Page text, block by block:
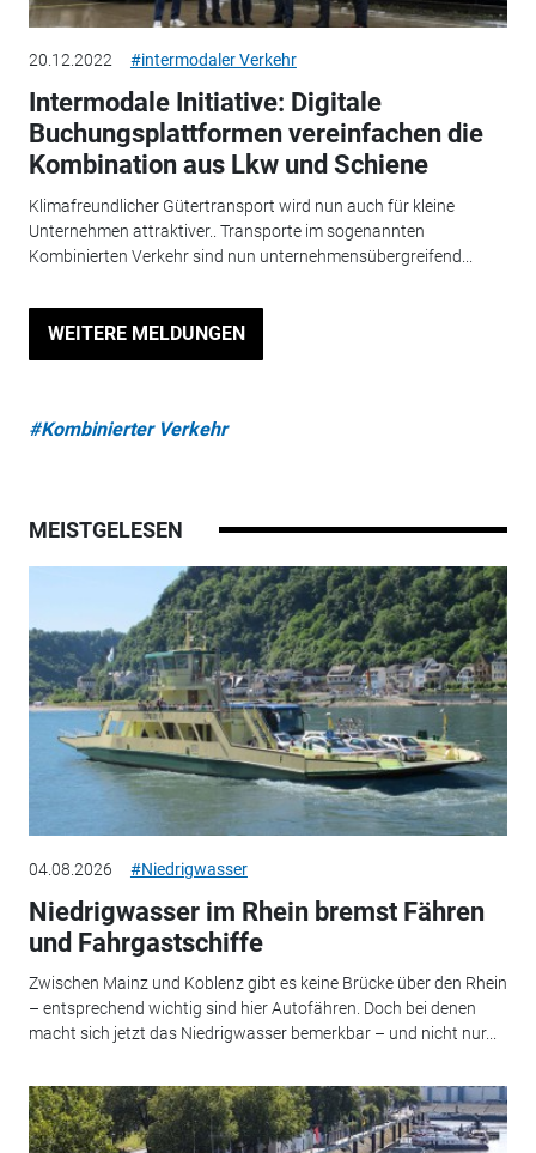
20.12.2022 #intermodaler Verkehr
Intermodale Initiative: Digitale
Buchungsplattformen vereinfachen die
Kombination aus Lkw und Schiene
Klimafreundlicher Gütertransport wird nun auch für kleine
Unternehmen attraktiver.. Transporte im sogenannten
Kombinierten Verkehr sind nun unternehmensübergreifend...
WEITERE MELDUNGEN
#Kombinierter Verkehr
MEISTGELESEN
04.08.2026 #Niedrigwasser
Niedrigwasser im Rhein bremst Fähren
und Fahrgastschiffe
Zwischen Mainz und Koblenz gibt es keine Brücke über den Rhein
– entsprechend wichtig sind hier Autofähren. Doch bei denen
macht sich jetzt das Niedrigwasser bemerkbar – und nicht nur...